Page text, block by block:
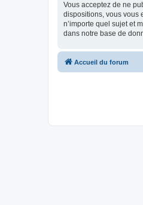
Vous acceptez de ne
dispositions, vous vous
n’importe quel sujet et
dans notre base de
Accueil du forum